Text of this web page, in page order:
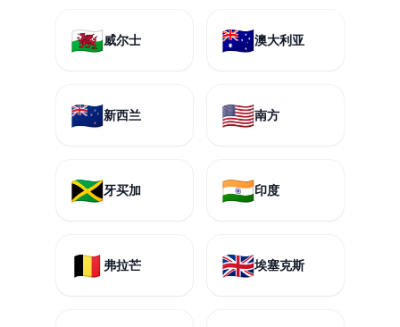
🏴󠁧󠁢󠁷󠁬󠁳󠁿威尔士 🇦🇺澳大利亚
🇳🇿新西兰 🇺🇸南方
🇯🇲牙买加 🇮🇳印度
🇧🇪 弗拉芒 🇬🇧埃塞克斯